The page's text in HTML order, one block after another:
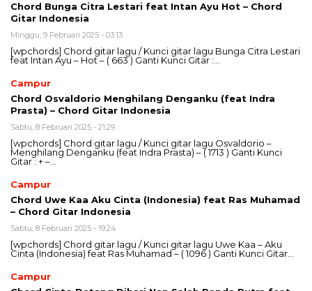
Chord Bunga Citra Lestari feat Intan Ayu Hot – Chord
Gitar Indonesia
Minggu, 9 Februari 2025 - 03:13
[wpchords] Chord gitar lagu / Kunci gitar lagu Bunga Citra Lestari
feat Intan Ayu – Hot – ( 663 ) Ganti Kunci Gitar :…
Campur
Chord Osvaldorio Menghilang Denganku (feat Indra
Prasta) – Chord Gitar Indonesia
Sabtu, 8 Februari 2025 - 21:29
[wpchords] Chord gitar lagu / Kunci gitar lagu Osvaldorio –
Menghilang Denganku (feat Indra Prasta) – ( 1713 ) Ganti Kunci
Gitar : + –…
Campur
Chord Uwe Kaa Aku Cinta (Indonesia) feat Ras Muhamad
– Chord Gitar Indonesia
Sabtu, 8 Februari 2025 - 19:24
[wpchords] Chord gitar lagu / Kunci gitar lagu Uwe Kaa – Aku
Cinta (Indonesia) feat Ras Muhamad – ( 1096 ) Ganti Kunci Gitar…
Campur